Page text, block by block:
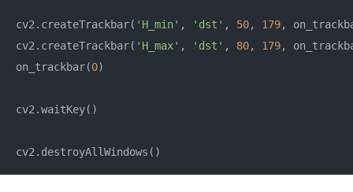
cv2.createTrackbar( 'H_min' , 'dst' , 50, 179,
cv2.createTrackbar( 'H_max' , 'dst' , 80, 179,
on_trackbar(0)
cv2.waitKey()